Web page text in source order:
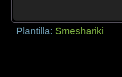
Plantilla: Smeshariki